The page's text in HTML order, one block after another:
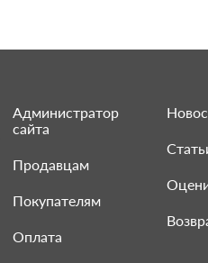
Администратор
сайта
Продавцам
Покупателям
Оплата